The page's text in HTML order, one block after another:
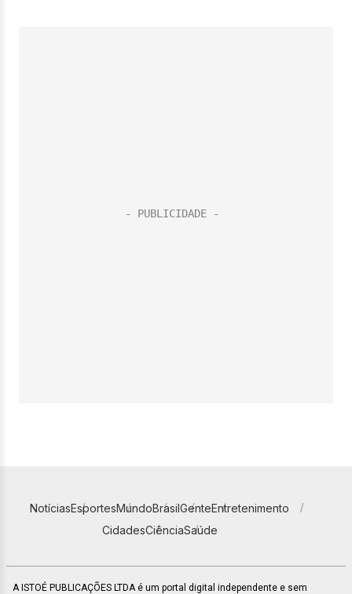
NotíciasEsportesMundoBrasilGenteEntretenimento
CidadesCiênciaSaúde
A ISTOÉ PUBLICAÇÕES LTDA é um portal digital independente e sem